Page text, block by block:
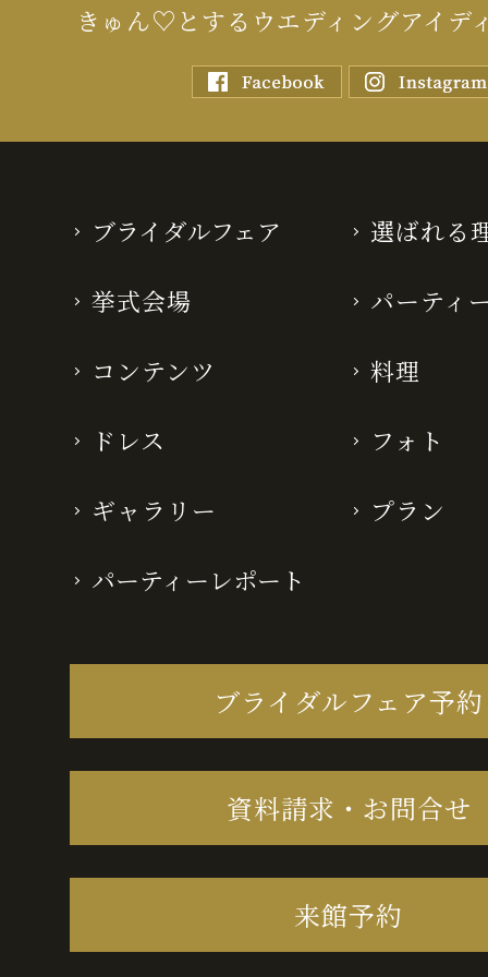
きゅん♡とするウエディングアイデ
ブライダルフェア 選ばれる
挙式会場 パーティ
コンテンツ 料理
ドレス フォト
ギャラリー プラン
パーティーレポート
ブライダルフェア予約
資料請求・お問合せ
来館予約